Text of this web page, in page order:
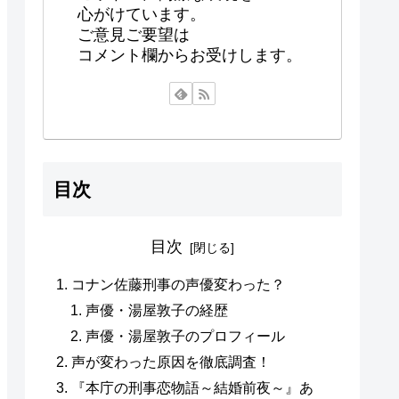
心がけています。
ご意見ご要望は
コメント欄からお受けします。
目次
目次
コナン佐藤刑事の声優変わった？
声優・湯屋敦子の経歴
声優・湯屋敦子のプロフィール
声が変わった原因を徹底調査！
『本庁の刑事恋物語～結婚前夜～』あ